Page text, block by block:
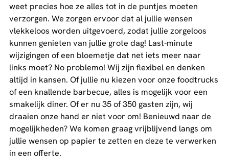
weet precies hoe ze alles tot in de puntjes moeten
verzorgen. We zorgen ervoor dat al jullie wensen
vlekkeloos worden uitgevoerd, zodat jullie zorgeloos
kunnen genieten van jullie grote dag! Last-minute
wijzigingen of een bloemetje dat net iets meer naar
links moet? No problemo! Wij zijn flexibel en denken
altijd in kansen. Of jullie nu kiezen voor onze foodtrucks
of een knallende barbecue, alles is mogelijk voor een
smakelijk diner. Of er nu 35 of 350 gasten zijn, wij
draaien onze hand er niet voor om! Benieuwd naar de
mogelijkheden? We komen graag vrijblijvend langs om
jullie wensen op papier te zetten en deze te verwerken
in een offerte.